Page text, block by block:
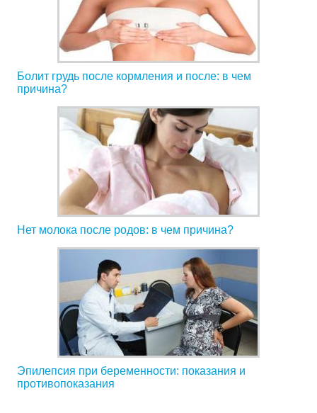
Болит грудь после кормления и после: в чем
причина?
Нет молока после родов: в чем причина?
Эпилепсия при беременности: показания и
противопоказания